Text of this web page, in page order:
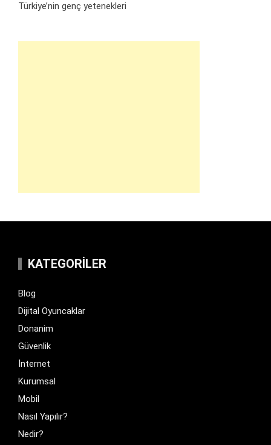
Türkiye’nin genç yetenekleri
KATEGORILER
Blog
Dijital Oyuncaklar
Donanim
Güvenlik
İnternet
Kurumsal
Mobil
Nasıl Yapılır?
Nedir?